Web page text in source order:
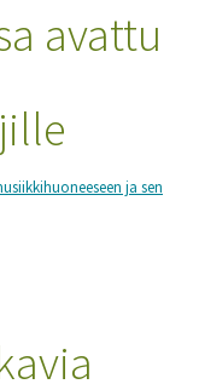
avattu
ja sen